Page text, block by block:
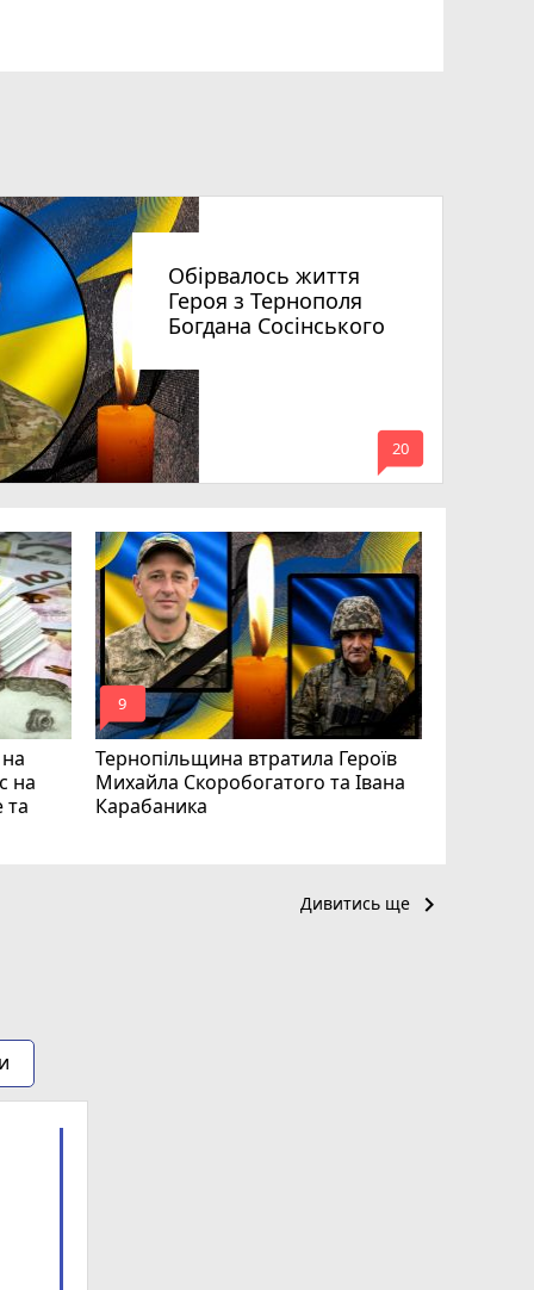
Обірвалось життя
Героя з Тернополя
Богдана Сосінського
mode_comment
20
на
та
Тернопільщина втратила Героїв
Михайла Скоробогатого та Івана
Карабаника
mode_comment
9
Дивитись ще keyboard_arrow_right